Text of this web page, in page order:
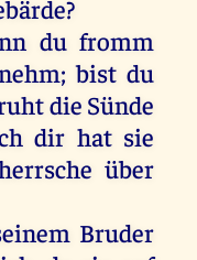
?
du fromm
;bist du
die Sünde
dir hat sie
über
Bruder